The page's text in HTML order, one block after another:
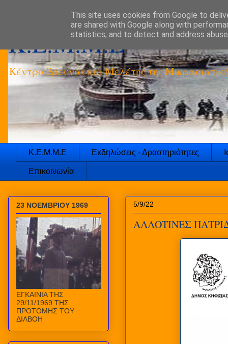
K.E.M.M.E
Κέντρο Έρευνας και Μελέτης της
Κ.Ε.Μ.Μ.Ε Εκδηλώσεις - Δραστηριότητες
Επικοινωνία
5/9/22
ΑΛΛΟΤΙΝΕΣ
23 ΝΟΕΜΒΡΙΟΥ 1969
ΕΓΚΑΙΝΙΑ ΤΗΣ
29/11/1969 ΤΗΣ
ΠΡΟΤΟΜΗΣ ΤΟΥ
ΔΙΛΒΟΗ
This site uses cookies from Google to
are shared with Google along with
statistics, and to detect and address